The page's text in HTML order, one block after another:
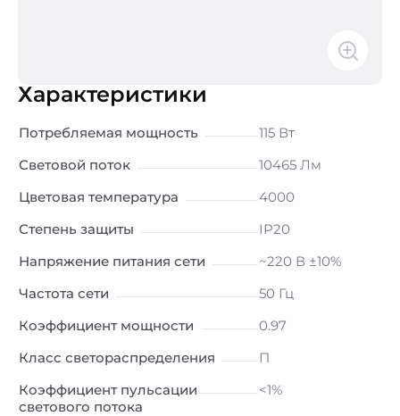
Характеристики
Потребляемая мощность
115 Вт
Световой поток
10465 Лм
Цветовая температура
4000
Степень защиты
IP20
Напряжение питания сети
~220 В ±10%
Частота сети
50 Гц
Коэффициент мощности
0.97
Класс светораспределения
П
Коэффициент пульсации
светового потока
<1%